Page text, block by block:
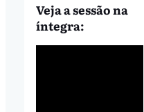
Veja a sessão na
íntegra: